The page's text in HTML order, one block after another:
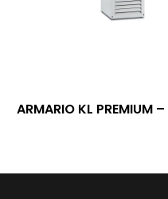
ARMARIO KL PREMIUM